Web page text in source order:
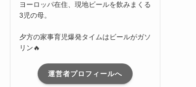
ヨーロッパ在住、現地ビールを飲みまくる
3児の母。
夕方の家事育児爆発タイムはビールがガソ
リン🔥
運営者プロフィールへ